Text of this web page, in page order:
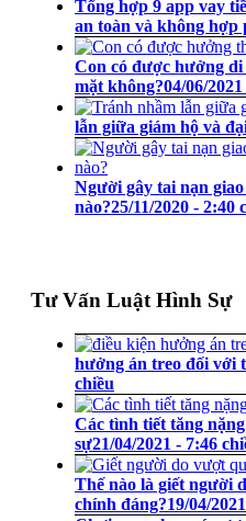
Tổng hợp 9 app vay
an toàn và không hợp
Con có được hưởng
mặt không?04/06/
lẫn giữa giám hộ và
Người gây tai nạn
nào?25/11/2020 - 2:40
Tư Vấn Luật Hình Sự
hưởng án treo đối với
chiều
Các tình tiết tăng
sự21/04/2021 - 7:46
Thế nào là giết người
chính đáng?19/04/